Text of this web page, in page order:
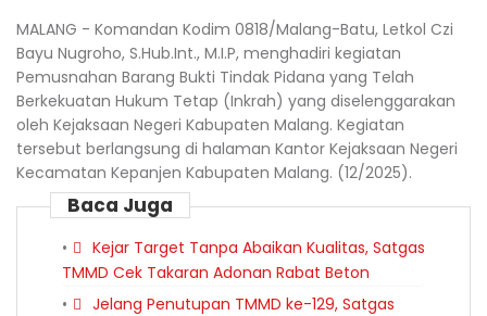
MALANG - Komandan Kodim 0818/Malang-Batu, Letkol Czi
Bayu Nugroho, S.Hub.Int., M.I.P, menghadiri kegiatan
Pemusnahan Barang Bukti Tindak Pidana yang Telah
Berkekuatan Hukum Tetap (Inkrah) yang diselenggarakan
oleh Kejaksaan Negeri Kabupaten Malang. Kegiatan
tersebut berlangsung di halaman Kantor Kejaksaan Negeri
Kecamatan Kepanjen Kabupaten Malang. (12/2025).
Baca Juga
Kejar Target Tanpa Abaikan Kualitas, Satgas
TMMD Cek Takaran Adonan Rabat Beton
Jelang Penutupan TMMD ke-129, Satgas